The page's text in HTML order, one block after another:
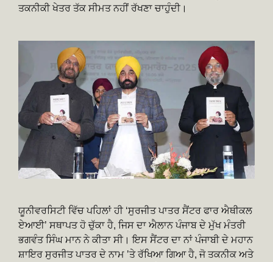
ਤਕਨੀਕੀ ਖੇਤਰ ਤੱਕ ਸੀਮਤ ਨਹੀਂ ਰੱਖਣਾ ਚਾਹੁੰਦੀ।
ਯੂਨੀਵਰਸਿਟੀ ਵਿੱਚ ਪਹਿਲਾਂ ਹੀ ‘ਸੁਰਜੀਤ ਪਾਤਰ ਸੈਂਟਰ ਫਾਰ ਐਥੀਕਲ
ਏਆਈ’ ਸਥਾਪਤ ਹੋ ਚੁੱਕਾ ਹੈ, ਜਿਸ ਦਾ ਐਲਾਨ ਪੰਜਾਬ ਦੇ ਮੁੱਖ ਮੰਤਰੀ
ਭਗਵੰਤ ਸਿੰਘ ਮਾਨ ਨੇ ਕੀਤਾ ਸੀ। ਇਸ ਸੈਂਟਰ ਦਾ ਨਾਂ ਪੰਜਾਬੀ ਦੇ ਮਹਾਨ
ਸ਼ਾਇਰ ਸੁਰਜੀਤ ਪਾਤਰ ਦੇ ਨਾਮ ’ਤੇ ਰੱਖਿਆ ਗਿਆ ਹੈ, ਜੋ ਤਕਨੀਕ ਅਤੇ